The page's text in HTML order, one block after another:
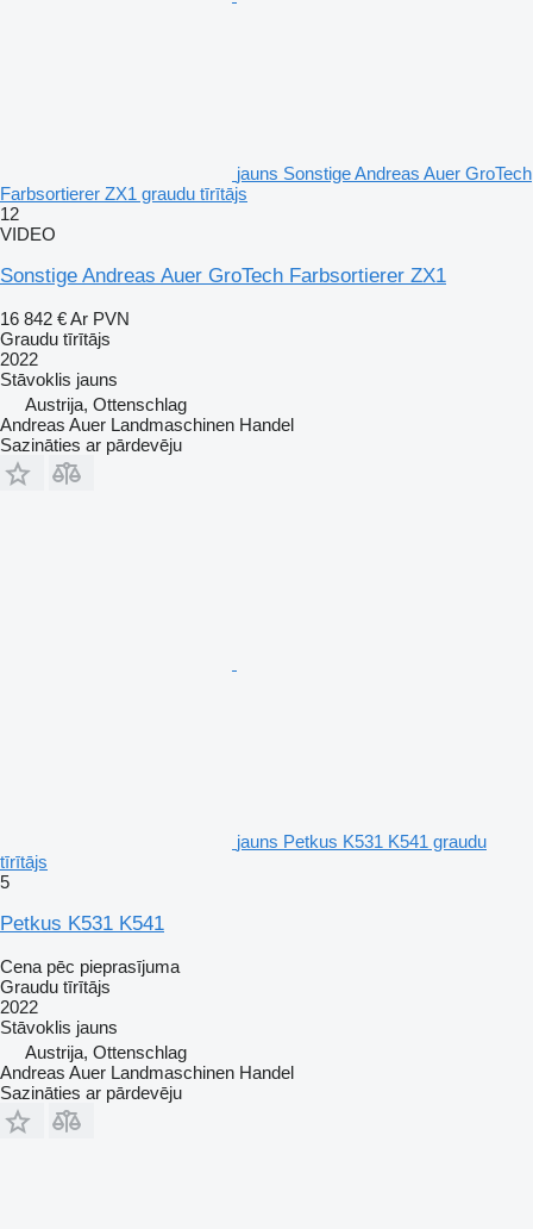
jauns Sonstige Andreas Auer GroTech
Farbsortierer ZX1 graudu tīrītājs
12
VIDEO
Sonstige Andreas Auer GroTech Farbsortierer ZX1
16 842 €Ar PVN
Graudu tīrītājs
2022
Stāvoklis jauns
Austrija, Ottenschlag
Andreas Auer Landmaschinen Handel
Sazināties ar pārdevēju
jauns Petkus K531 K541 graudu
tīrītājs
5
Petkus K531 K541
Cena pēc pieprasījuma
Graudu tīrītājs
2022
Stāvoklis jauns
Austrija, Ottenschlag
Andreas Auer Landmaschinen Handel
Sazināties ar pārdevēju